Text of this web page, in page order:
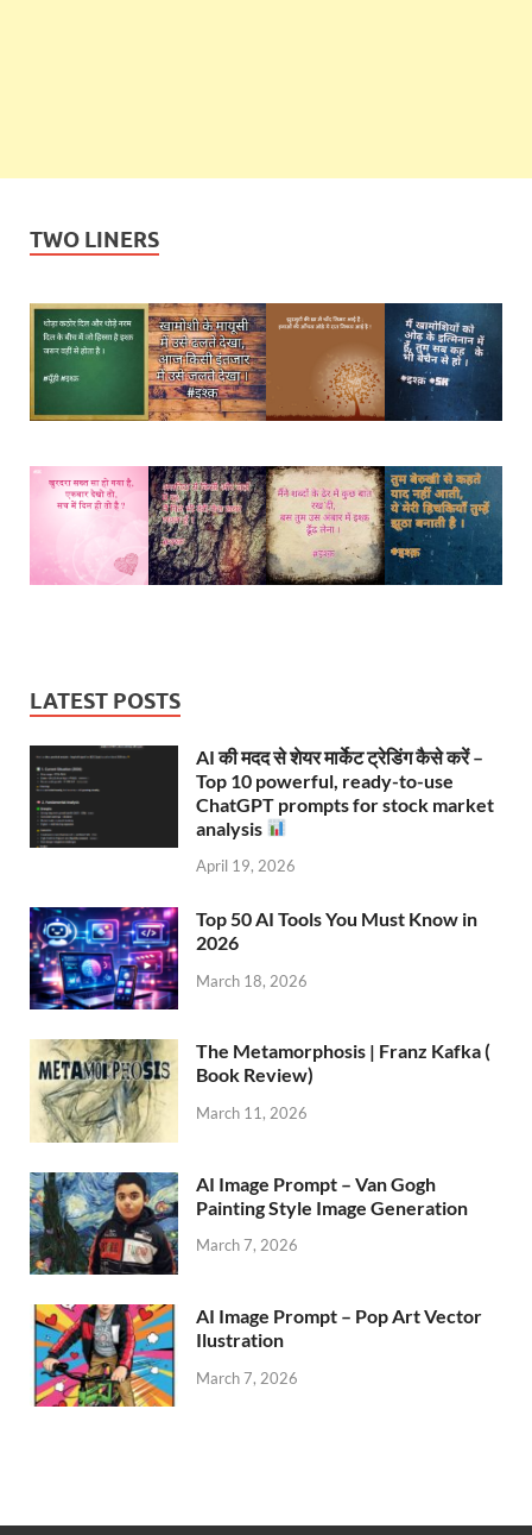
TWO LINERS
LATEST POSTS
AI की मदद से शेयर मार्केट ट्रेडिंग कैसे करें –
Top 10 powerful, ready-to-use
ChatGPT prompts for stock market
analysis
April 19, 2026
Top 50 AI Tools You Must Know in
2026
March 18, 2026
The Metamorphosis | Franz Kafka (
Book Review)
March 11, 2026
AI Image Prompt – Van Gogh
Painting Style Image Generation
March 7, 2026
AI Image Prompt – Pop Art Vector
Ilustration
March 7, 2026